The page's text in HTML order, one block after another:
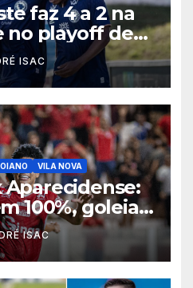
faz 4 a 2 na
no playoff de
abre
contra a
ISAC
VILA NOVA
Aparecidense:
100%, goleia
na liderança
ISAC